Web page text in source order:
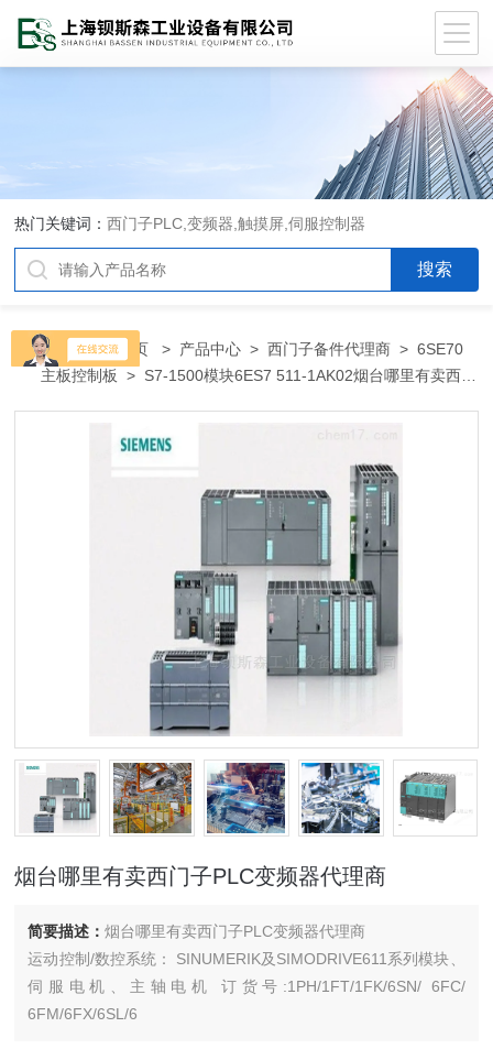
热门关键词：西门子PLC,变频器,触摸屏,伺服控制器
当前位置：首页 > 产品中心 >西门子备件代理商 >6SE70
主板控制板
> S7-1500模块6ES7 511-1AK02烟台哪里有卖西门
烟台哪里有卖西门子PLC变频器代理商
简要描述：烟台哪里有卖西门子PLC变频器代理商
运动控制/数控系统： SINUMERIK及SIMODRIVE611系列模块、
伺服电机、主轴电机 订货号:1PH/1FT/1FK/6SN/ 6FC/
6FM/6FX/6SL/6